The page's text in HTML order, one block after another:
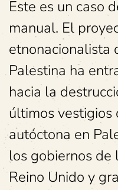
Este es un caso
manual. El
etnonacionalista
Palestina ha
hacia la
últimos vestigios
autóctona en
los gobiernos de
Reino Unido y